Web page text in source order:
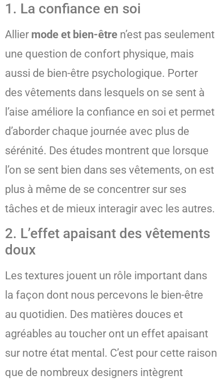
1. La confiance en soi
Allier mode et bien-être n’est pas seulement
une question de confort physique, mais
aussi de bien-être psychologique. Porter
des vêtements dans lesquels on se sent à
l’aise améliore la confiance en soi et permet
d’aborder chaque journée avec plus de
sérénité. Des études montrent que lorsque
l’on se sent bien dans ses vêtements, on est
plus à même de se concentrer sur ses
tâches et de mieux interagir avec les autres.
2. L’effet apaisant des vêtements
doux
Les textures jouent un rôle important dans
la façon dont nous percevons le bien-être
au quotidien. Des matières douces et
agréables au toucher ont un effet apaisant
sur notre état mental. C’est pour cette raison
que de nombreux designers intègrent